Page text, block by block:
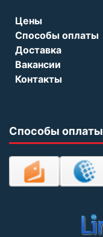
Цены
Способы оплаты
Доставка
Вакансии
Контакты
Способы оплаты